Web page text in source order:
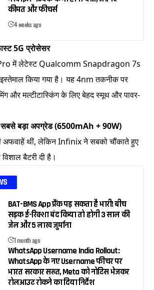
कीमत और फीचर्स
4 weeks ago
5G प्रोसेसर
में लेटेस्ट Qualcomm Snapdragon 7s
किया गया है। यह 4nm तकनीक पर
और मल्टीटास्किंग के लिए बेहद स्मूथ और पावर-
सबसे बड़ा अपग्रेड (6500mAh + 90W)
थीं, लेकिन Infinix ने सबको चौंकाते हुए
बैटरी दी है।
BAT-BMS App प्रैंक पड़ सकता है भारी! बीच
सड़क ई-रिक्शा बंद किया तो होगी 3 साल की
जेल और ₹5 लाख जुर्माना
1 month ago
WhatsApp Username India Rollout:
WhatsApp के नए Username फीचर पर
भारत सरकार सख्त, Meta को नोटिस भेजकर
रोलआउट रोकने का दिया निर्देश